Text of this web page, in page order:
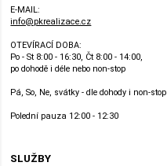
E-MAIL:
info@pkrealizace.cz
OTEVÍRACÍ DOBA:
Po - St 8:00 - 16:30, Čt 8:00 - 14:00,
po dohodě i déle nebo non-stop
Pá, So, Ne, svátky - dle dohody i non-stop
Polední pauza 12:00 - 12:30
SLUŽBY